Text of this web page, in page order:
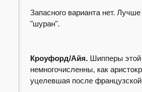
Запасного варианта нет.
"шуран".
Кроуфорд/Айя. Шипперы
немногочисленны, как
уцелевшая после